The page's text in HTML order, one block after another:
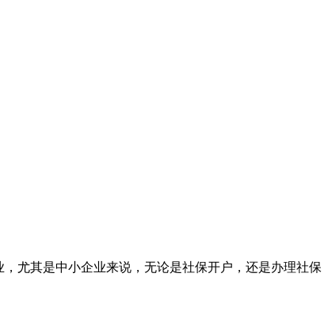
尤其是中小企业来说，无论是社保开户，还是办理社保